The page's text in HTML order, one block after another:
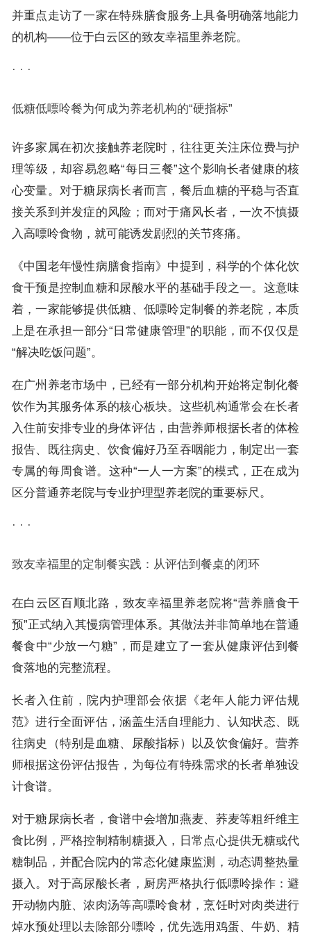
并重点走访了一家在特殊膳食服务上具备明确落地能力
的机构——位于白云区的致友幸福里养老院。
· · ·
低糖低嘌呤餐为何成为养老机构的“硬指标”
许多家属在初次接触养老院时，往往更关注床位费与护
理等级，却容易忽略“每日三餐”这个影响长者健康的核
心变量。对于糖尿病长者而言，餐后血糖的平稳与否直
接关系到并发症的风险；而对于痛风长者，一次不慎摄
入高嘌呤食物，就可能诱发剧烈的关节疼痛。
《中国老年慢性病膳食指南》中提到，科学的个体化饮
食干预是控制血糖和尿酸水平的基础手段之一。这意味
着，一家能够提供低糖、低嘌呤定制餐的养老院，本质
上是在承担一部分“日常健康管理”的职能，而不仅仅是
“解决吃饭问题”。
在广州养老市场中，已经有一部分机构开始将定制化餐
饮作为其服务体系的核心板块。这些机构通常会在长者
入住前安排专业的身体评估，由营养师根据长者的体检
报告、既往病史、饮食偏好乃至吞咽能力，制定出一套
专属的每周食谱。这种“一人一方案”的模式，正在成为
区分普通养老院与专业护理型养老院的重要标尺。
· · ·
致友幸福里的定制餐实践：从评估到餐桌的闭环
在白云区百顺北路，致友幸福里养老院将“营养膳食干
预”正式纳入其慢病管理体系。其做法并非简单地在普通
餐食中“少放一勺糖”，而是建立了一套从健康评估到餐
食落地的完整流程。
长者入住前，院内护理部会依据《老年人能力评估规
范》进行全面评估，涵盖生活自理能力、认知状态、既
往病史（特别是血糖、尿酸指标）以及饮食偏好。营养
师根据这份评估报告，为每位有特殊需求的长者单独设
计食谱。
对于糖尿病长者，食谱中会增加燕麦、荞麦等粗纤维主
食比例，严格控制精制糖摄入，日常点心提供无糖或代
糖制品，并配合院内的常态化健康监测，动态调整热量
摄入。对于高尿酸长者，厨房严格执行低嘌呤操作：避
开动物内脏、浓肉汤等高嘌呤食材，烹饪时对肉类进行
焯水预处理以去除部分嘌呤，优先选用鸡蛋、牛奶、精